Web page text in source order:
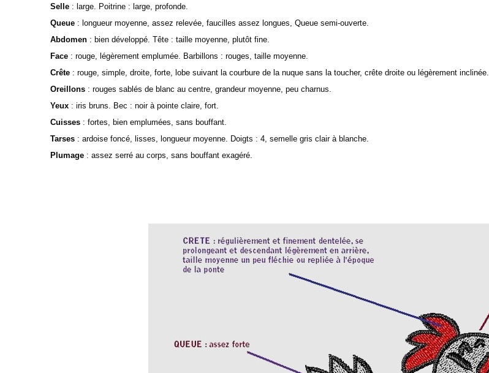
Selle : large. Poitrine : large, profonde.
Queue : longueur moyenne, assez relevée, faucilles assez longues, Queue semi-ouverte.
Abdomen : bien développé. Tête : taille moyenne, plutôt fine.
Face : rouge, légèrement emplumée. Barbillons : rouges, taille moyenne.
Crête : rouge, simple, droite, forte, lobe suivant la courbure de la nuque sans la toucher, crête droite ou légèrement inclinée.
Oreillons : rouges sablés de blanc au centre, grandeur moyenne, peu charnus.
Yeux : iris bruns. Bec : noir à pointe claire, fort.
Cuisses : fortes, bien emplumées, sans bouffant.
Tarses : ardoise foncé, lisses, longueur moyenne. Doigts : 4, semelle gris clair à blanche.
Plumage : assez serré au corps, sans bouffant exagéré.